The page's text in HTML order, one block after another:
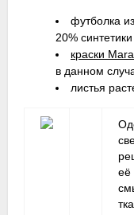
футболка
20% синтетики
краски
в данном
листья
её